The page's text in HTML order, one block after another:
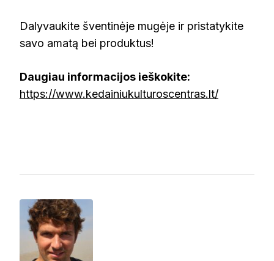
Dalyvaukite šventinėje mugėje ir pristatykite
savo amatą bei produktus!
Daugiau informacijos ieškokite:
https://www.kedainiukulturoscentras.lt/